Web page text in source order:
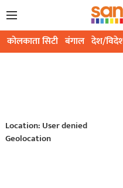
कोलकाता सिटी बंगाल देश/
Location: User denied
Geolocation